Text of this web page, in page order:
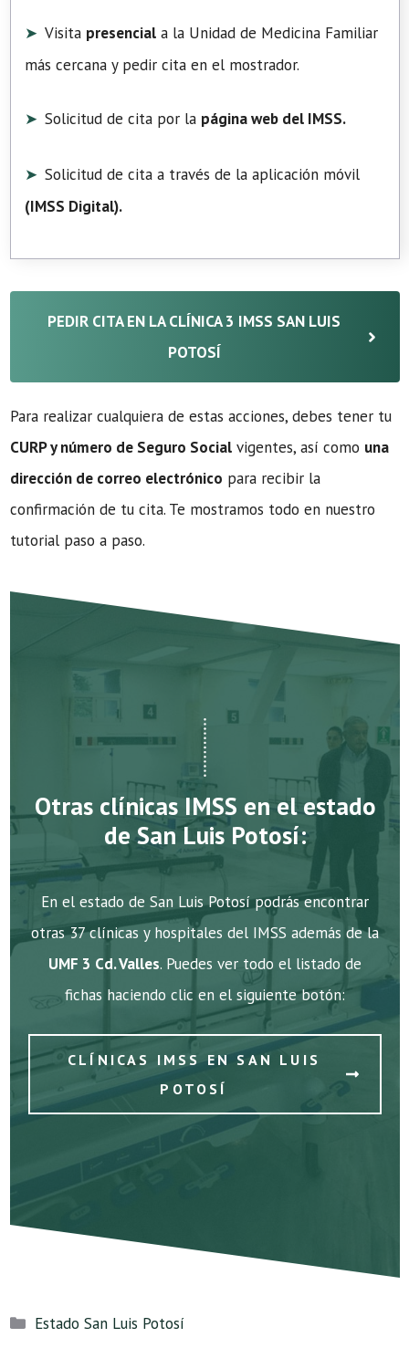
Visita presencial a la Unidad de Medicina Familiar
más cercana y pedir cita en el mostrador.
Solicitud de cita por la página web del IMSS.
Solicitud de cita a través de la aplicación móvil
(IMSS Digital).
PEDIR CITA EN LA CLÍNICA 3 IMSS SAN LUIS
POTOSÍ
Para realizar cualquiera de estas acciones, debes tener tu
CURP y número de Seguro Social vigentes, así como una
dirección de correo electrónico para recibir la
confirmación de tu cita. Te mostramos todo en nuestro
tutorial paso a paso.
Otras clínicas IMSS en el estado
de San Luis Potosí:
En el estado de San Luis Potosí podrás encontrar
otras 37 clínicas y hospitales del IMSS además de la
UMF 3 Cd. Valles. Puedes ver todo el listado de
fichas haciendo clic en el siguiente botón:
CLÍNICAS IMSS EN SAN LUIS
POTOSÍ
Categorías
Estado San Luis Potosí